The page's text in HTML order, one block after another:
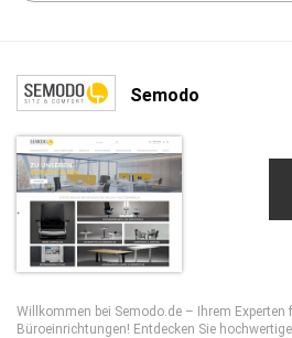
Semodo
Willkommen bei Semodo.de – Ihrem
Büroeinrichtungen! Entdecken Sie